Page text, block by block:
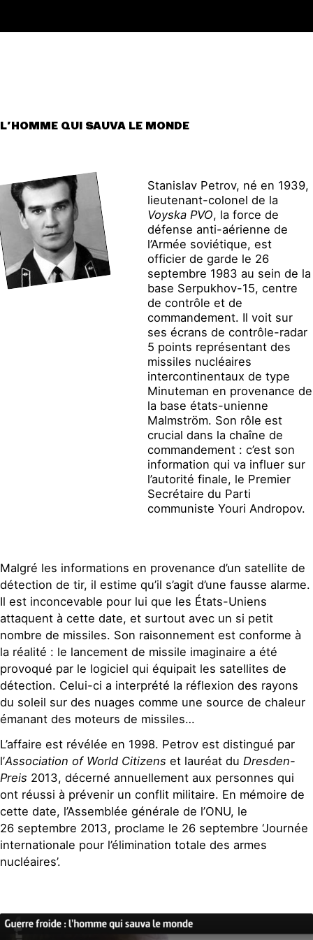
L’HOMME QUI SAUVA LE MONDE
Stanislav Petrov, né en 1939,
lieutenant-colonel de la
Voyska PVO, la force de
défense anti-aérienne de
l’Armée soviétique, est
officier de garde le 26
septembre 1983 au sein de la
base Serpukhov-15, centre
de contrôle et de
commandement. Il voit sur
ses écrans de contrôle-radar
5 points représentant des
missiles nucléaires
intercontinentaux de type
Minuteman en provenance de
la base états-unienne
Malmström. Son rôle est
crucial dans la chaîne de
commandement : c’est son
information qui va influer sur
l’autorité finale, le Premier
Secrétaire du Parti
communiste Youri Andropov.
Malgré les informations en provenance d’un satellite de
détection de tir, il estime qu’il s’agit d’une fausse alarme.
Il est inconcevable pour lui que les États-Uniens
attaquent à cette date, et surtout avec un si petit
nombre de missiles. Son raisonnement est conforme à
la réalité : le lancement de missile imaginaire a été
provoqué par le logiciel qui équipait les satellites de
détection. Celui-ci a interprété la réflexion des rayons
du soleil sur des nuages comme une source de chaleur
émanant des moteurs de missiles…
L’affaire est révélée en 1998. Petrov est distingué par
l’Association of World Citizens et lauréat du Dresden-
Preis 2013, décerné annuellement aux personnes qui
ont réussi à prévenir un conflit militaire. En mémoire de
cette date, l’Assemblée générale de l’ONU, le
26 septembre 2013, proclame le 26 septembre ‘Journée
internationale pour l’élimination totale des armes
nucléaires’.